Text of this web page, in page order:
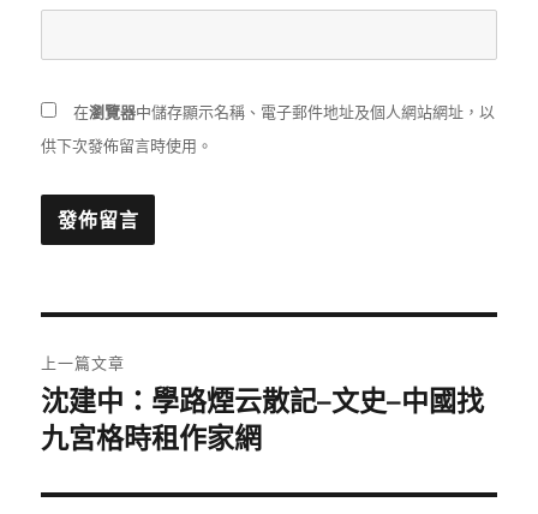
在瀏覽器中儲存顯示名稱、電子郵件地址及個人網站網址，以
供下次發佈留言時使用。
章
導
覽
上一篇文章
上
一
文
沈建中：學路煙云散記–文史–中國找
九宮格時租作家網